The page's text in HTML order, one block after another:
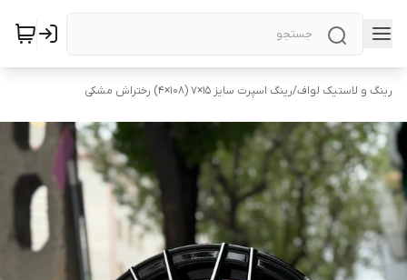
رینگ و لاستیک لواف/رینگ اسپرت سایز ۱۵×۷ (۱۰۸×۴) رختراش مشکی